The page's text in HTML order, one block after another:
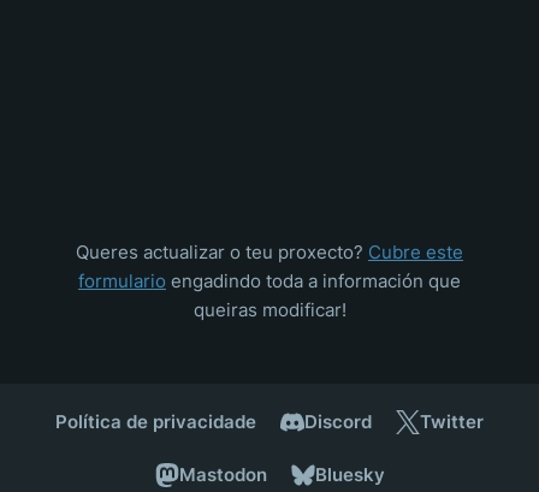
Queres actualizar o teu proxecto? Cubre este
formulario engadindo toda a información que
queiras modificar!
Política de privacidade Discord Twitter
Mastodon Bluesky